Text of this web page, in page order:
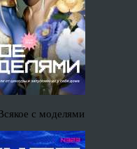
с моделями